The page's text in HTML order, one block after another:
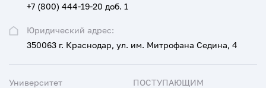
Юридический адрес:
350063 г. Краснодар, ул. им. Митрофана Седина, 4
+7 (800) 444-19-20 доб. 1
Университет ПОСТУПАЮЩИМ